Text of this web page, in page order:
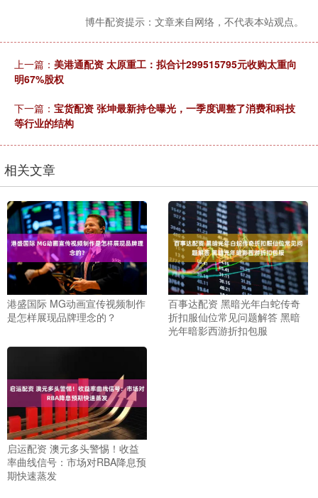
博牛配资提示：文章来自网络，不代表本站观点。
上一篇： 美港通配资 太原重工：拟合计299515795元收购太重向
明67%股权
下一篇： 宝货配资 张坤最新持仓曝光，一季度调整了消费和科技
等行业的结构
相关文章
港盛国际 MG动画宣传视频制作
是怎样展现品牌理念的？
百事达配资 黑暗光年白蛇传奇
折扣服仙位常见问题解答 黑暗
光年暗影西游折扣包服
启运配资 澳元多头警惕！收益
率曲线信号：市场对RBA降息预
期快速蒸发